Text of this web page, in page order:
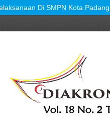
Di SMPN Kota Padang